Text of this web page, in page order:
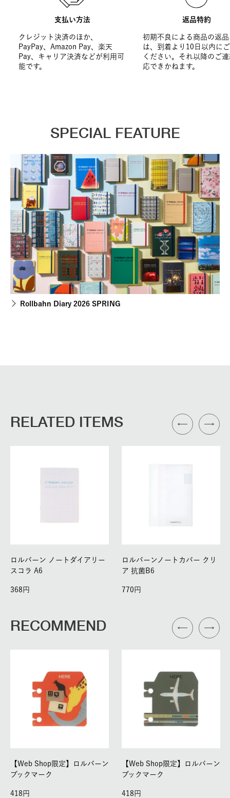
支払い方法
クレジット決済のほか、
PayPay、Amazon Pay、楽天
Pay、キャリア決済などが利用可
能です。
返品特約
初期不良による商品の返
は、到着より10日以内に
ください。それ以降のご
応できかねます。
SPECIAL FEATURE
Rollbahn Diary 2026 SPRING
RELATED ITEMS
ロルバーン ノートダイアリー
スコラ A6
368
ロルバーンノートカバー クリ
ア 抗菌B6
770
RECOMMEND
【Web Shop限定】ロルバーン
ブックマーク
418
【Web Shop限定】ロルバーン
ブックマーク
418